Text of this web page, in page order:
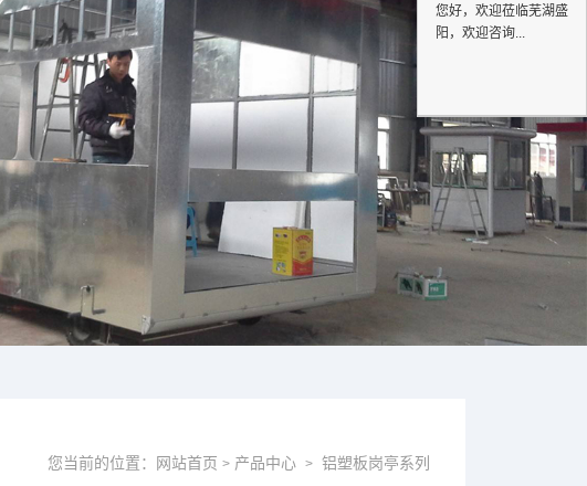
您当前的位置： 网站首页 > 产品中心 > 铝塑板岗亭系列
您好，欢迎莅临芜湖盛
阳，欢迎咨询...